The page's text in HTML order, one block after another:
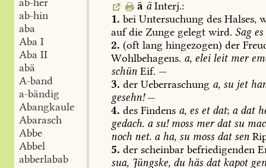
ab-hin
aba
Aba I
Aba II
abä
A-band
a-bändig
Abangkaule
Abarasch
Abbe
Abbel
abberlabab
ā äInterj.:
1. bei Untersuchung des Halses,
aufdie Zunge gelegt wird. Sages
2. (oft lang hingezogen) der
Wohlbehagens. a, eleileitmer
schün Eif. —
3. der Ueberraschung a, su jet
gesehn!—
4. des Findens a, es etdat; adat
gedach. asu!moss merdatsu
noch net. aha, su moss datsen
5. der scheinbar befriedigenden
sua, Jüngske, du häs datkapot